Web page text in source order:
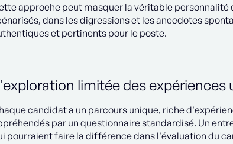
approche peut masquer la véritable
dans les digressions et les anecdotes
et pertinents pour le poste.
limitée des expériences
candidat a un parcours unique, riche
par un questionnaire standardisé. Un
pourraient faire la différence dans l'évaluation du